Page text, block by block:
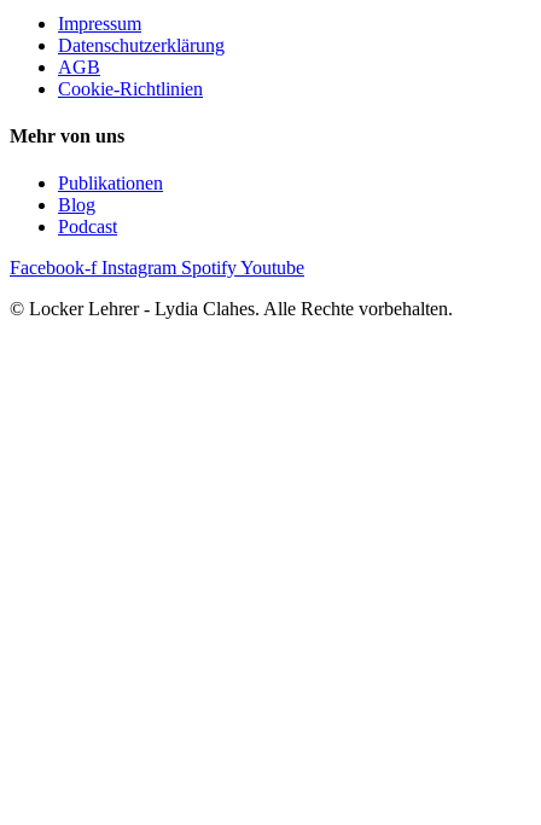
Impressum
Datenschutzerklärung
AGB
Cookie-Richtlinien
Mehr von uns
Publikationen
Blog
Podcast
Facebook-f Instagram SpotifyYoutube
© Locker Lehrer - Lydia Clahes. Alle Rechte vorbehalten.